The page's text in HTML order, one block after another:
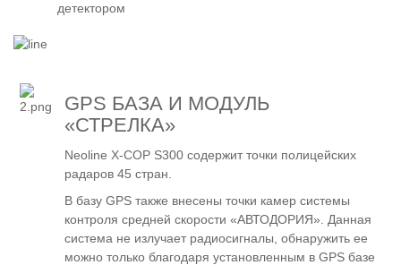
детектором
GPS БАЗА И МОДУЛЬ
«СТРЕЛКА»
Neoline X-COP S300 содержит точки полицейских
радаров 45 стран.
В базу GPS также внесены точки камер системы
контроля средней скорости «АВТОДОРИЯ». Данная
система не излучает радиосигналы, обнаружить ее
можно только благодаря установленным в GPS базе